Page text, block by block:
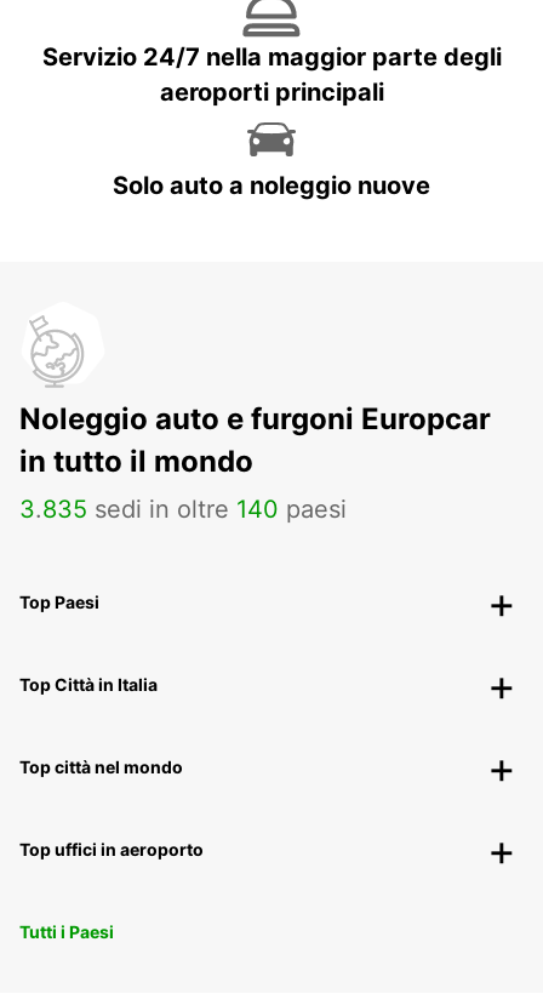
Servizio 24/7 nella maggior parte degli
aeroporti principali
Solo auto a noleggio nuove
Noleggio auto e furgoni Europcar
in tutto il mondo
3.835 sedi in oltre 140 paesi
Top Paesi
Top Città in Italia
Top città nel mondo
Top uffici in aeroporto
Tutti i Paesi